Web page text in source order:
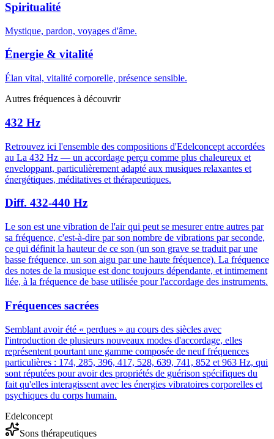
Spiritualité
Mystique, pardon, voyages d'âme.
Énergie & vitalité
Élan vital, vitalité corporelle, présence sensible.
Autres fréquences à découvrir
432 Hz
Retrouvez ici l'ensemble des compositions d'Edelconcept accordées
au La 432 Hz — un accordage perçu comme plus chaleureux et
enveloppant, particulièrement adapté aux musiques relaxantes et
énergétiques, méditatives et thérapeutiques.
Diff. 432-440 Hz
Le son est une vibration de l'air qui peut se mesurer entre autres par
sa fréquence, c'est-à-dire par son nombre de vibrations par seconde,
ce qui définit la hauteur de ce son (un son grave se traduit par une
basse fréquence, un son aigu par une haute fréquence). La fréquence
des notes de la musique est donc toujours dépendante, et intimement
liée, à la fréquence de base utilisée pour l'accordage des instruments.
Fréquences sacrées
Semblant avoir été « perdues » au cours des siècles avec
l'introduction de plusieurs nouveaux modes d'accordage, elles
représentent pourtant une gamme composée de neuf fréquences
particulières : 174, 285, 396, 417, 528, 639, 741, 852 et 963 Hz, qui
sont réputées pour avoir des propriétés de guérison spécifiques du
fait qu'elles interagissent avec les énergies vibratoires corporelles et
psychiques du corps humain.
Edelconcept
Sons thérapeutiques